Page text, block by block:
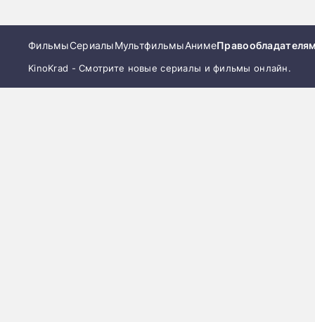
ФильмыСериалыМультфильмыАниме
KinoKrad - Смотрите новые сериалы и фильмы онлайн.